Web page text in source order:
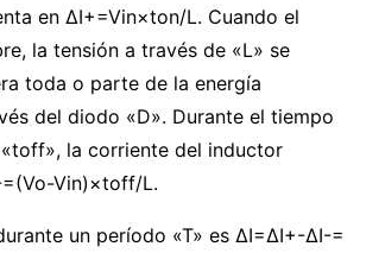
en ΔI+=Vin×ton/L. Cuando el
la tensión a través de «L» se
toda o parte de la energía
del diodo «D». Durante el tiempo
la corriente del inductor
Vin)×toff/L.
un período «T» es ΔI=ΔI+-ΔI-=